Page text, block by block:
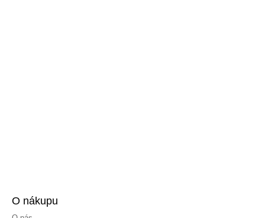
O nákupu